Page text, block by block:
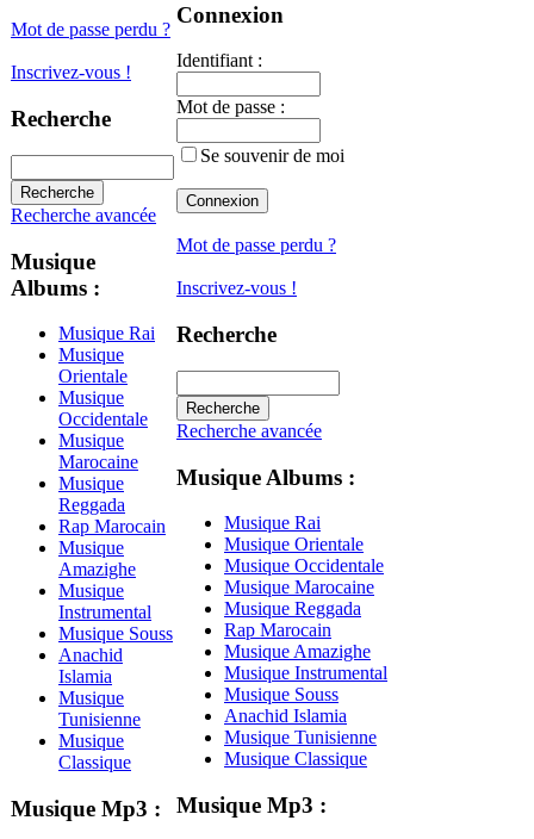
Mot de passe perdu ?
Inscrivez-vous !
Recherche
Recherche avancée
Musique
Albums :
Musique Rai
Musique
Orientale
Musique
Occidentale
Musique
Marocaine
Musique
Reggada
Rap Marocain
Musique
Amazighe
Musique
Instrumental
Musique Souss
Anachid
Islamia
Musique
Tunisienne
Musique
Classique
Musique Mp3 :
Connexion
Identifiant :
Mot de passe :
Se souvenir de moi
Mot de passe perdu ?
Inscrivez-vous !
Recherche
Recherche avancée
Musique Albums :
Musique Rai
Musique Orientale
Musique Occidentale
Musique Marocaine
Musique Reggada
Rap Marocain
Musique Amazighe
Musique Instrumental
Musique Souss
Anachid Islamia
Musique Tunisienne
Musique Classique
Musique Mp3 :